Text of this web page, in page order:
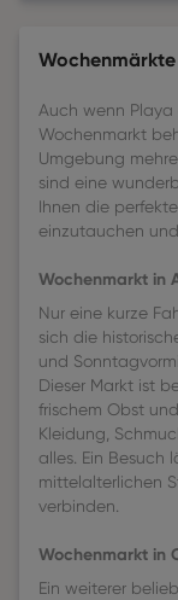
Auch wenn
Wochenmarkt
Umgebung
sind eine
Ihnen die
einzutauchen
Wochenmarkt in
Nur eine kurze
sich die
und
Dieser Markt ist
frischem Obst
Kleidung,
alles. Ein Besuch
mittelalterlichen
verbinden.
Wochenmarkt in
Ein weiterer